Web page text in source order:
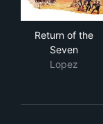
Return of the
Seven
Lopez